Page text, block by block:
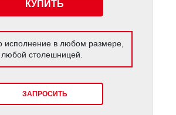
КУПИТЬ
исполнение в любом размере,
любой столешницей.
ЗАПРОСИТЬ